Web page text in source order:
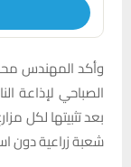
وأكد المهندس
الصباحي لإذاعة
بعد تثبيتها لكل
شعبة زراعية دون